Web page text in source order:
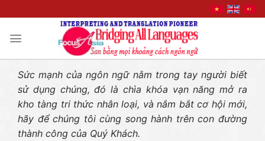
Sức mạnh của ngôn ngữ nằm trong tay người biết
sử dụng chúng, đó là chìa khóa vạn năng mở ra
kho tàng tri thức nhân loại, và nắm bắt cơ hội mới,
hãy để chúng tôi cùng song hành trên con đường
thành công của Quý Khách.